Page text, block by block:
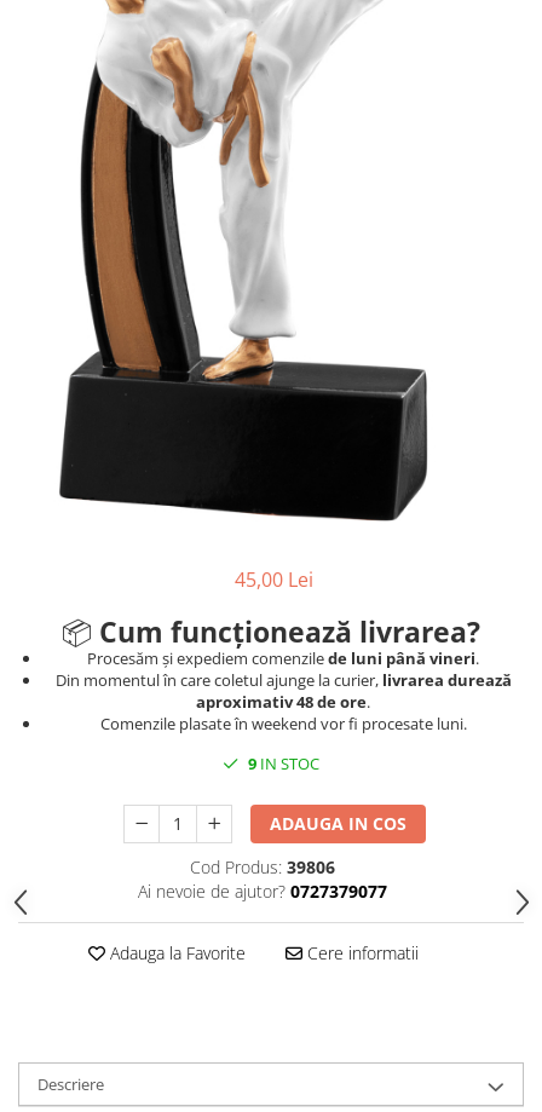
Tenis de camp
Tenis de Masa
Alte ramuri sportive
45,00 Lei
📦 Cum funcționează livrarea?
Procesăm și expediem comenzilede luni până vineri.
Din momentul în care coletul ajunge la curier, livrarea durează
aproximativ 48 de ore.
Comenzile plasate în weekend vor fi procesate luni.
9 IN STOC
ADAUGA IN COS
Cod Produs: 39806
Ai nevoie de ajutor? 0727379077
Adauga la Favorite Cere informatii
Descriere